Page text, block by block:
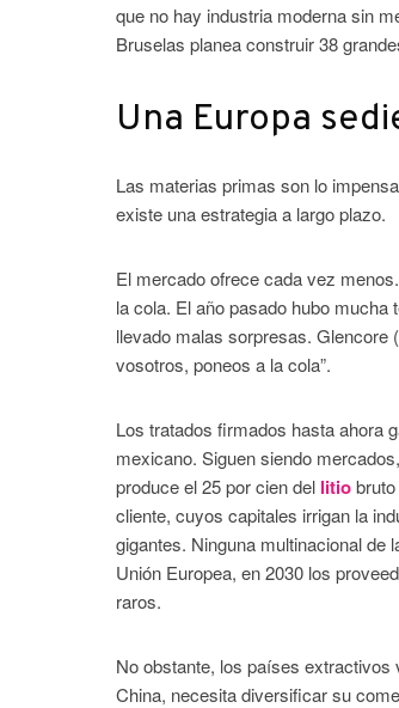
que no hay industria moderna sin
Bruselas planea construir 38
Una Europa
Las materias primas son lo
existe una estrategia a largo plazo.
El mercado ofrece cada vez
la cola. El año pasado hubo
llevado malas sorpresas. Glencore
vosotros, poneos a la cola”.
Los tratados firmados hasta ahora
mexicano. Siguen siendo
produce el 25 por cien del litio
cliente, cuyos capitales irrigan la
gigantes. Ninguna multinacional de
Unión Europea, en 2030 los
raros.
No obstante, los países extractivos
China, necesita diversificar su